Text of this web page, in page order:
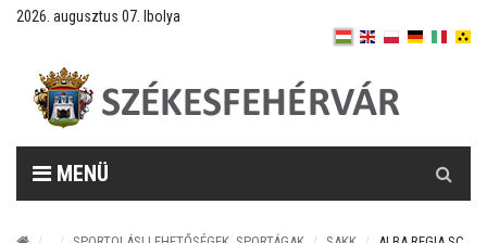
2026. augusztus 07. Ibolya
MENÜ